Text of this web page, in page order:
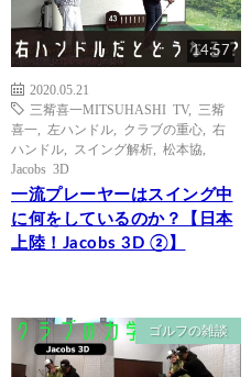
14:57
2020.05.21
三觜喜一MITSUHASHI TV, 三觜
喜一
左ハンドル クラブの重心
右
ハンドル
スイング解析 松本協
Jacobs 3D
一流プレーヤーはスイング中
に何をしているのか？【日本
上陸！Jacobs 3D ②】
ゴルフの雑談